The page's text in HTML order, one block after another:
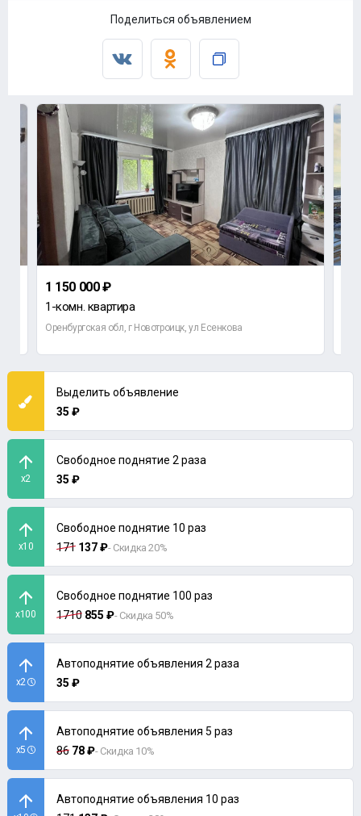
Поделиться объявлением
1 150 000 ₽
1-комн. квартира
Оренбургская обл, г Новотроицк, ул Есенкова
Выделить объявление
35 ₽
x2
Свободное поднятие 2 раза
35 ₽
x10
Свободное поднятие 10 раз
171 137 ₽- Скидка 20%
x100
Свободное поднятие 100 раз
1710 855 ₽- Скидка 50%
x2
Автоподнятие объявления 2 раза
35 ₽
x5
Автоподнятие объявления 5 раз
86 78 ₽- Скидка 10%
Автоподнятие объявления 10 раз